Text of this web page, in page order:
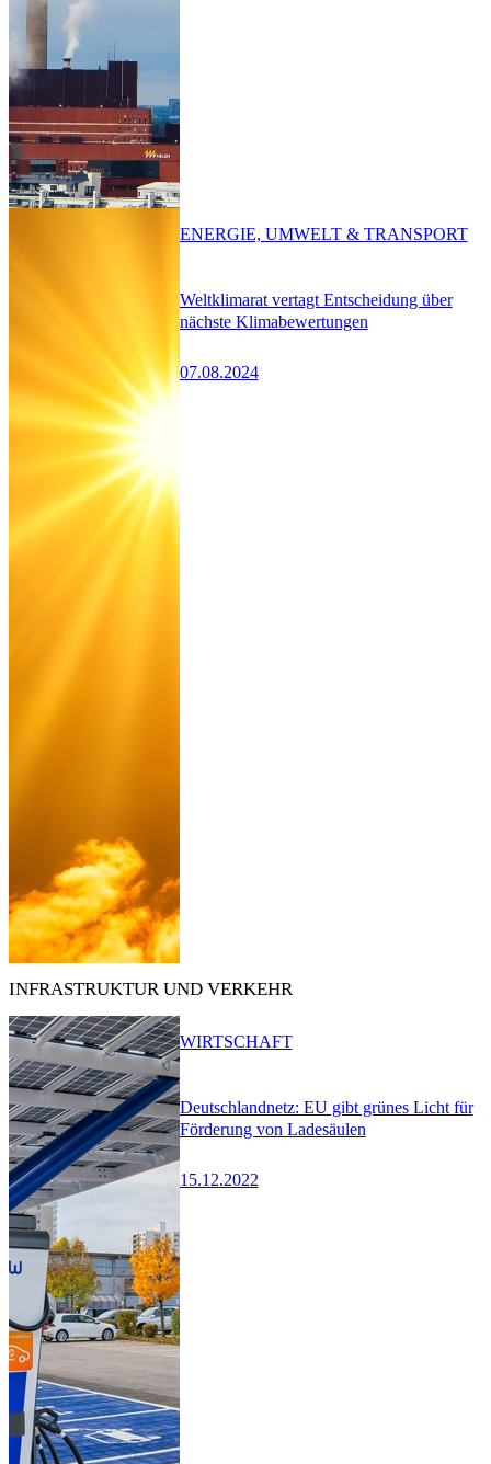
Weltklimarat vertagt Entscheidung über
nächste Klimabewertungen
07.08.2024
ENERGIE, UMWELT & TRANSPORT
INFRASTRUKTUR UND VERKEHR
Deutschlandnetz: EU gibt grünes Licht für
Förderung von Ladesäulen
15.12.2022
WIRTSCHAFT